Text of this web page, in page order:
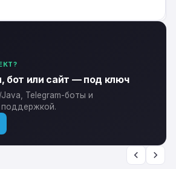
бот или сайт — под ключ
Telegram-боты и
поддержкой.